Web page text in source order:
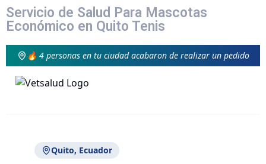
Servicio de Salud Para Mascotas
Económico en Quito Tenis